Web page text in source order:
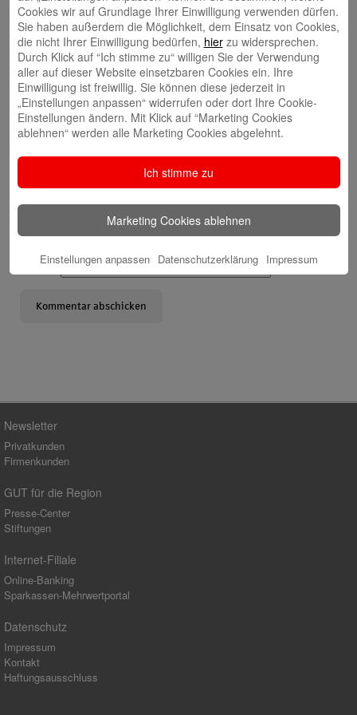
Schreibe einen Kommentar
Deine E-Mail-Adresse wird nicht veröffentlicht. Erforderliche Felder
sind mit *markiert
E-Mail*
Website
Newsletter
Privatkunden
Firmenkunden
GUT für die Region
Presse-Center
Stiftungen
Internet-Filiale
Online-Banking
Sparkassen-Mehrwertportal
Datenschutz
Impressum
Kontakt
Haftungsausschluss
Cookies wir auf Grundlage Ihrer Einwilligung verwenden dürfen.
Sie haben außerdem die Möglichkeit, dem Einsatz von Cookies,
die nicht Ihrer Einwilligung bedürfen, hierzu widersprechen.
Durch Klick auf “Ich stimme zu“ willigen Sie der Verwendung
aller auf dieser Website einsetzbaren Cookies ein. Ihre
Einwilligung ist freiwillig. Sie können diese jederzeit in
„Einstellungen anpassen“ widerrufen oder dort Ihre Cookie-
Einstellungen ändern. Mit Klick auf “Marketing Cookies
ablehnen“ werden alle Marketing Cookies abgelehnt.
Ich stimme zu
Marketing Cookies ablehnen
Einstellungen anpassen Datenschutzerklärung Impressum